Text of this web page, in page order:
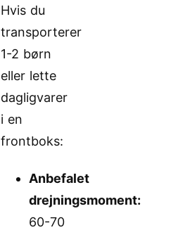
Hvis du
transporterer
1-2 børn
eller lette
dagligvarer
i en
frontboks:
Anbefalet
drejningsmoment:
60-70